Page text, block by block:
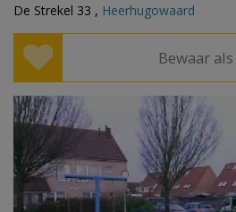
De Strekel 33 , Heerhugowaard
Bewaar